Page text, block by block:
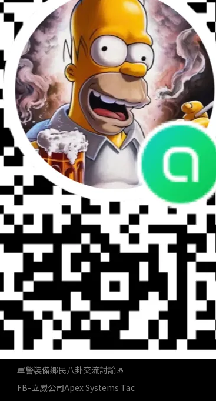
Blastshield B2替換鏡片
抗彈，Inferno 變色
防霧鏡片
NT$6,480
Gatorz - Blastshield
(GZ-16-901) 抗彈，
NT$4,860
Shopee蝦皮賣場
軍警裝備鄉民八卦交流討論區
FB-立崴公司Apex Systems Tac